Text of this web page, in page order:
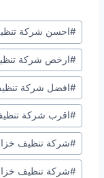
وسوم
المقال:
#احسن شركة
#ارخص شركة
#افضل شركة
#اقرب شركة
#شركة تنظيف
#شركة تنظيف